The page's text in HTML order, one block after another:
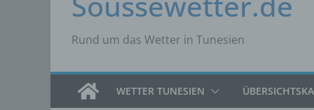
Rund um das Wetter in Tunesien
WETTER TUNESIEN